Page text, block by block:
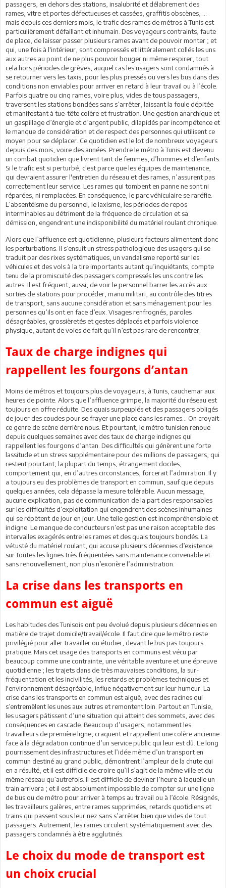
passagers, en dehors des stations, insalubrité et délabrement des
rames, vitre et portes défectueuses et cassées, graffitis obscènes, …
mais depuis ces derniers mois, le trafic des rames de métros à Tunis est
particulièrement défaillant et inhumain. Des voyageurs contraints, faute
de place, de laisser passer plusieurs rames avant de pouvoir monter ; et
qui, une fois à l'intérieur, sont compressés et littéralement collés les uns
aux autres au point de ne plus pouvoir bouger ni même respirer, tout
cela hors périodes de grèves, auquel cas les usagers sont condamnés à
se retourner vers les taxis, pour les plus pressés ou vers les bus dans des
conditions non enviables pour arriver en retard à leur travail ou à l’école.
Parfois quatre ou cinq rames, voire plus, vides de tous passagers,
traversent les stations bondées sans s’arrêter, laissant la foule dépitée
et manifestant à tue-tête colère et frustration. Une gestion anarchique et
un gaspillage d’énergie et d’argent public, dilapidés par incompétence et
le manque de considération et de respect des personnes qui utilisent ce
moyen pour se déplacer. Ce quotidien est le lot de nombreux voyageurs
depuis des mois, voire des années. Prendre le métro à Tunis est devenu
un combat quotidien que livrent tant de femmes, d’hommes et d’enfants.
Si le trafic est si perturbé, c'est parce que les équipes de maintenance,
qui devraient assurer l'entretien du réseau et des rames, n’assurent pas
correctement leur service. Les rames qui tombent en panne ne sont ni
réparées, ni remplacées. En conséquence, le parc véhiculaire se raréfie.
L’absentéisme du personnel, le laxisme, les périodes de repos
interminables au détriment de la fréquence de circulation et sa
démission, engendrent une indisponibilité du matériel roulant chronique.
Alors que l’affluence est quotidienne, plusieurs facteurs alimentent donc
les perturbations. Il s’ensuit un stress pathologique des usagers qui se
traduit par des rixes systématiques, un vandalisme reporté sur les
véhicules et des vols à la tire importants autant qu’inquiétants, compte
tenu de la promiscuité des passagers compressés les uns contre les
autres. Il est fréquent, aussi, de voir le personnel barrer les accès aux
sorties de stations pour procéder, manu militari, au contrôle des titres
de transport, sans aucune considération et sans ménagement pour les
personnes qu’ils ont en face d’eux. Visages renfrognés, paroles
désagréables, grossièretés et gestes déplacés et parfois violence
physique, autant de voies de fait qu’il n’est pas rare de rencontrer.
Taux de charge indignes qui
rappellent les fourgons d’antan
Moins de métros et toujours plus de voyageurs, à Tunis, cauchemar aux
heures de pointe. Alors que l’affluence grimpe, la majorité du réseau est
toujours en offre réduite. Des quais surpeuplés et des passagers obligés
de jouer des coudes pour se frayer une place dans les rames… On croyait
ce genre de scène derrière nous. Et pourtant, le métro tunisien renoue
depuis quelques semaines avec des taux de charge indignes qui
rappellent les fourgons d’antan. Des difficultés qui génèrent une forte
lassitude et un stress supplémentaire pour des millions de passagers, qui
restent pourtant, la plupart du temps, étrangement dociles,
comportement qui, en d’autres circonstances, forcerait l’admiration. Il y
a toujours eu des problèmes de transport en commun, sauf que depuis
quelques années, cela dépasse la mesure tolérable. Aucun message,
aucune explication, pas de communication de la part des responsables
sur les difficultés d’exploitation qui engendrent des scènes inhumaines
qui se répètent de jour en jour. Une telle gestion est incompréhensible et
indigne. Le manque de conducteurs n’est pas une raison acceptable des
intervalles exagérés entre les rames et des quais toujours bondés. La
vétusté du matériel roulant, qui accuse plusieurs décennies d’existence
sur toutes les lignes très fréquentées sans maintenance convenable et
sans renouvellement, non plus n’exonère l’administration.
La crise dans les transports en
commun est aiguë
Les habitudes des Tunisois ont peu évolué depuis plusieurs décennies en
matière de trajet domicile/travail/école. Il faut dire que le métro reste
privilégié pour aller travailler ou étudier, devant le bus pas toujours
pratique. Mais cet usage des transports en communs est vécu par
beaucoup comme une contrainte, une véritable aventure et une épreuve
quotidienne ; les trajets dans de très mauvaises conditions, la sur-
fréquentation et les incivilités, les retards et problèmes techniques et
l'environnement désagréable, influe négativement sur leur humeur. La
crise dans les transports en commun est aiguë, avec des racines qui
s’entremêlent les unes aux autres et remontent loin. Partout en Tunisie,
les usagers pâtissent d’une situation qui atteint des sommets, avec des
conséquences en cascade. Beaucoup d’usagers, notamment les
travailleurs de première ligne, craquent et rappellent une colère ancienne
face à la dégradation continue d’un service public qui leur est dû. Le long
pourrissement des infrastructures et l’idée même d’un transport en
commun destiné au grand public, démontrent l’ampleur de la chute qui
en a résulté, et il est difficile de croire qu’il s’agit de la même ville et du
même réseau qu’autrefois. Il est difficile de deviner l’heure à laquelle un
train arrivera ; et il est absolument impossible de compter sur une ligne
de bus ou de métro pour arriver à temps au travail ou à l’école. Résignés,
les travailleurs galères, entre rames supprimées, retards quotidiens et
trains qui passent sous leur nez sans s’arrêter bien que vides de tout
passagers. Autrement, les rames circulent systématiquement avec des
passagers condamnés à être agglutinés.
Le choix du mode de transport est
un choix crucial